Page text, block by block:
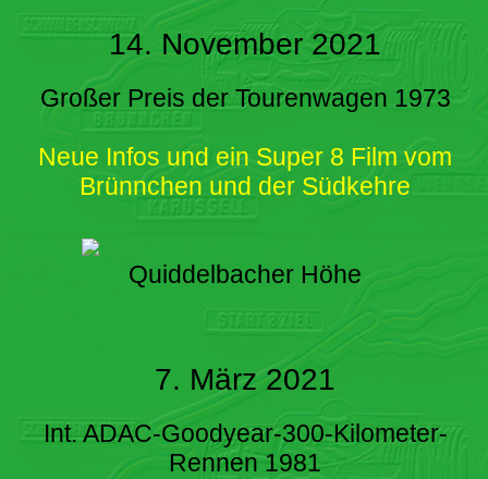
14. November 2021
Großer Preis der Tourenwagen 1973
Neue Infos und ein Super 8 Film vom
Brünnchen und der Südkehre
Quiddelbacher Höhe
7. März 2021
Int. ADAC-Goodyear-300-Kilometer-
Rennen 1981